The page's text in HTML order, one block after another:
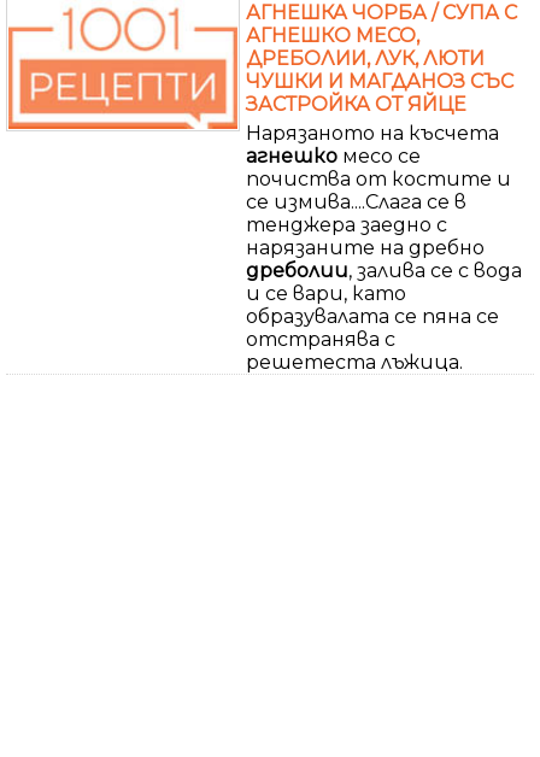
АГНЕШКА ЧОРБА / СУПА С
АГНЕШКО МЕСО,
ДРЕБОЛИИ, ЛУК, ЛЮТИ
ЧУШКИ И МАГДАНОЗ СЪС
ЗАСТРОЙКА ОТ ЯЙЦЕ
Нарязаното на късчета
агнешко месо се
почиства от костите и
се измива....Слага се в
тенджера заедно с
нарязаните на дребно
дреболии, залива се с вода
и се вари, като
образувалата се пяна се
отстранява с
решетеста лъжица.